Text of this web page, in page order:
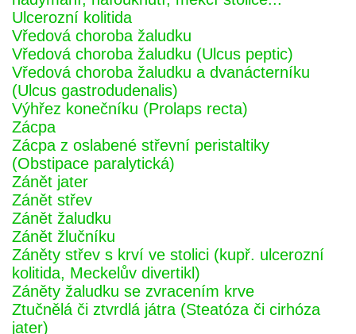
Ulcerozní kolitida
Vředová choroba žaludku
Vředová choroba žaludku (Ulcus peptic)
Vředová choroba žaludku a dvanácterníku
(Ulcus gastrodudenalis)
Výhřez konečníku (Prolaps recta)
Zácpa
Zácpa z oslabené střevní peristaltiky
(Obstipace paralytická)
Zánět jater
Zánět střev
Zánět žaludku
Zánět žlučníku
Záněty střev s krví ve stolici (kupř. ulcerozní
kolitida, Meckelův divertikl)
Záněty žaludku se zvracením krve
Ztučnělá či ztvrdlá játra (Steatóza či cirhóza
jater)